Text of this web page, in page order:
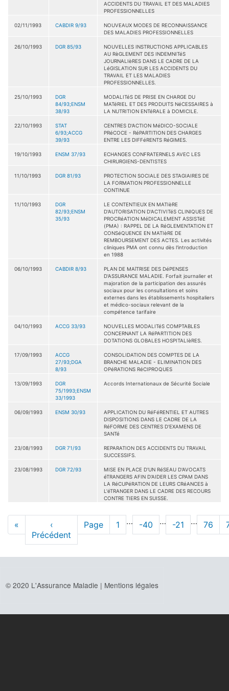
ACCIDENTS DU TRAVAIL ET DES MALADIES
PROFESSIONNELLES
02/11/1993 CABDIR 9/93
NOUVEAUX MODES DE RECONNAISSANCE
DES MALADIES PROFESSIONNELLES
26/10/1993 DGR 85/93
NOUVELLES INSTRUCTIONS APPLICABLES
AU RèGLEMENT DES INDEMNITéS
JOURNALIèRES DANS LE CADRE DE LA
LéGISLATION SUR LES ACCIDENTS DU
TRAVAIL ET LES MALADIES
PROFESSIONNELLES.
25/10/1993
DGR
84/93;ENSM
38/93
MODALITéS DE PRISE EN CHARGE DU
MATéRIEL ET DES PRODUITS NéCESSAIRES à
LA NUTRITION ENTéRALE à DOMICILE.
22/10/1993
STAT
6/93;ACCG
39/93
CENTRES D'ACTION MéDICO-SOCIALE
PRéCOCE - RéPARTITION DES CHARGES
ENTRE LES DIFFéRENTS RéGIMES.
19/10/1993 ENSM 37/93
ECHANGES CONFRATERNELS AVEC LES
CHIRURGIENS-DENTISTES
11/10/1993 DGR 81/93
PROTECTION SOCIALE DES STAGIAIRES DE
LA FORMATION PROFESSIONNELLE
CONTINUE
11/10/1993
DGR
82/93;ENSM
35/93
LE CONTENTIEUX EN MATIèRE
D'AUTORISATION D'ACTIVITéS CLINIQUES DE
PROCRéATION MéDICALEMENT ASSISTéE
(PMA) : RAPPEL DE LA RéGLEMENTATION ET
CONSéQUENCE EN MATIèRE DE
REMBOURSEMENT DES ACTES. Les activités
cliniques PMA ont connu dès l'introduction
en 1988
06/10/1993 CABDIR 8/93
PLAN DE MAîTRISE DES DéPENSES
D'ASSURANCE MALADIE. Forfait journalier et
majoration de la participation des assurés
sociaux pour les consultations et soins
externes dans les établissements hospitaliers
et médico-sociaux relevant de la
compétence tarifaire
04/10/1993 ACCG 33/93
NOUVELLES MODALITéS COMPTABLES
CONCERNANT LA RéPARTITION DES
DOTATIONS GLOBALES HOSPITALIèRES.
17/09/1993
ACCG
27/93;DGA
8/93
CONSOLIDATION DES COMPTES DE LA
BRANCHE MALADIE - ELIMINATION DES
OPéRATIONS RéCIPROQUES
13/09/1993
DGR
75/1993;ENSM
33/1993
Accords Internationaux de Sécurité Sociale
06/09/1993 ENSM 30/93
APPLICATION DU RéFéRENTIEL ET AUTRES
DISPOSITIONS DANS LE CADRE DE LA
RéFORME DES CENTRES D'EXAMENS DE
SANTé
23/08/1993 DGR 71/93
REPARATION DES ACCIDENTS DU TRAVAIL
SUCCESSIFS.
23/08/1993 DGR 72/93
MISE EN PLACE D'UN RéSEAU D'AVOCATS
éTRANGERS AFIN D'AIDER LES CPAM DANS
LA RéCUPéRATION DE LEURS CRéANCES à
L'éTRANGER DANS LE CADRE DES RECOURS
CONTRE TIERS EN SUISSE.
Pagination
Première
page
«
Page
précédente
‹
Précédent
Page Page
1 … Page
-40 … Page
-21 … Page
76
© 2020 L'Assurance Maladie | Mentions légales